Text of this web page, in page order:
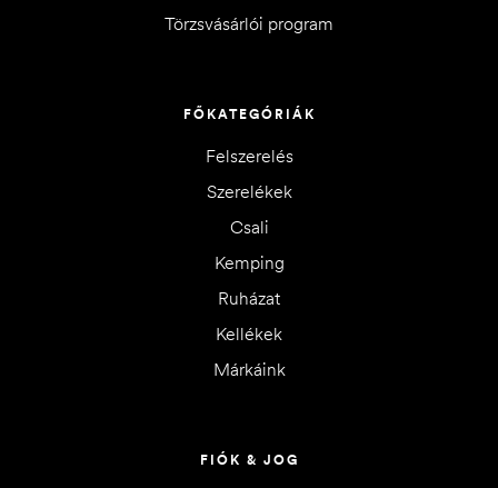
Törzsvásárlói program
FŐKATEGÓRIÁK
Felszerelés
Szerelékek
Csali
Kemping
Ruházat
Kellékek
Márkáink
FIÓK & JOG